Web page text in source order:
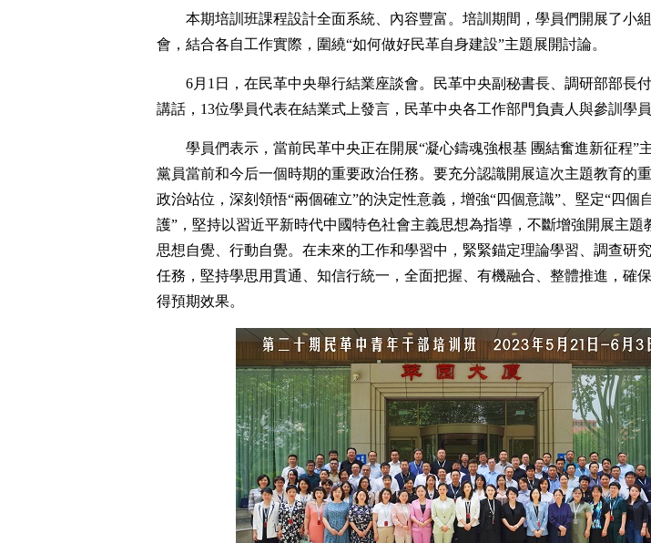
本期培訓班課程設計全面系統、內容豐富。培訓期間，學員們開展了小
會，結合各自工作實際，圍繞“如何做好民革自身建設”主題展開討論。
6月1日，在民革中央舉行結業座談會。民革中央副秘書長、調研部部長
講話，13位學員代表在結業式上發言，民革中央各工作部門負責人與參訓學員
學員們表示，當前民革中央正在開展“凝心鑄魂強根基 團結奮進新征程”
黨員當前和今后一個時期的重要政治任務。要充分認識開展這次主題教育的
政治站位，深刻領悟“兩個確立”的決定性意義，增強“四個意識”、堅定“四個
護”，堅持以習近平新時代中國特色社會主義思想為指導，不斷增強開展主題
思想自覺、行動自覺。在未來的工作和學習中，緊緊錨定理論學習、調查研
任務，堅持學思用貫通、知信行統一，全面把握、有機融合、整體推進，確
得預期效果。